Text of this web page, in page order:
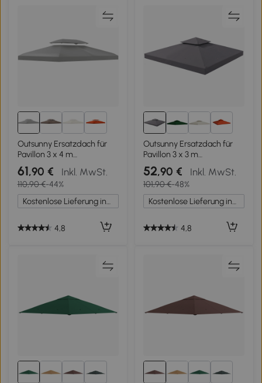
4+
Outsunny Ersatzdach für
Pavillon 3 x 4 m
wasserabweisend
Pavillondach mit
Doppeldach Ersatzbezug
für Gartenpavillon
Ersatzteile aus Polyester-
61,90 € Inkl. MwSt.
110,90 €-44%
Kostenlose Lieferung innerhalb Deutschlands
4,8
4+
Outsunny Ersatzdach für
Pavillon 3 x 3 m
wasserdicht Pavillondach
mit Doppeldach
Ablauflöcher, Ersatzbezug
Ersatzteile für
Gartenpavillon Gartenzelt
52,90 € Inkl. MwSt.
101,90 €-48%
Kostenlose Lieferung innerhalb Deutschlands
4,8